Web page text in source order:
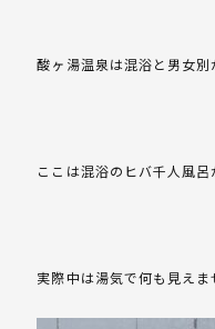
酸ヶ湯温泉は混浴と男女別
ここは混浴のヒバ千人風呂
実際中は湯気で何も見えま